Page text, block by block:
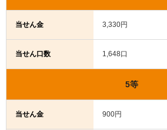
当せん金 3,330円
当せん口数 1,648口
5等
当せん金 900円